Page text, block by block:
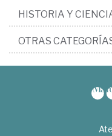
HISTORIA Y
OTRAS